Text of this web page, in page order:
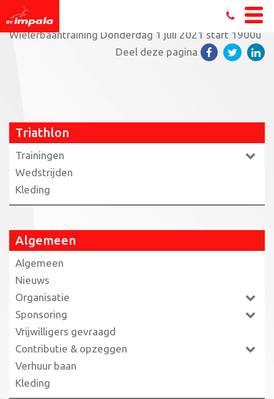
Home»Triathlon Senioren
»
Wielerbaantraining Donderdag 1 juli 2021 start 1900u
Deel deze pagina
Triathlon
Trainingen
Wedstrijden
Kleding
Algemeen
Algemeen
Nieuws
Organisatie
Sponsoring
Vrijwilligers gevraagd
Contributie & opzeggen
Verhuur baan
Kleding